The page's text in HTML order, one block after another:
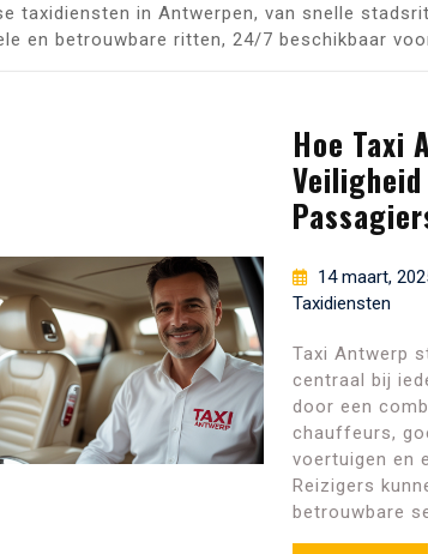
taxidiensten in Antwerpen, van snelle
en betrouwbare ritten, 24/7 beschikbaar
Hoe Taxi
14 maart,
Taxidiensten
Taxi Antwerp
centraal bij
door een
chauffeurs,
voertuigen en
Reizigers
betrouwbare